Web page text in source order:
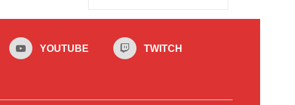
YOUTUBE TWITCH